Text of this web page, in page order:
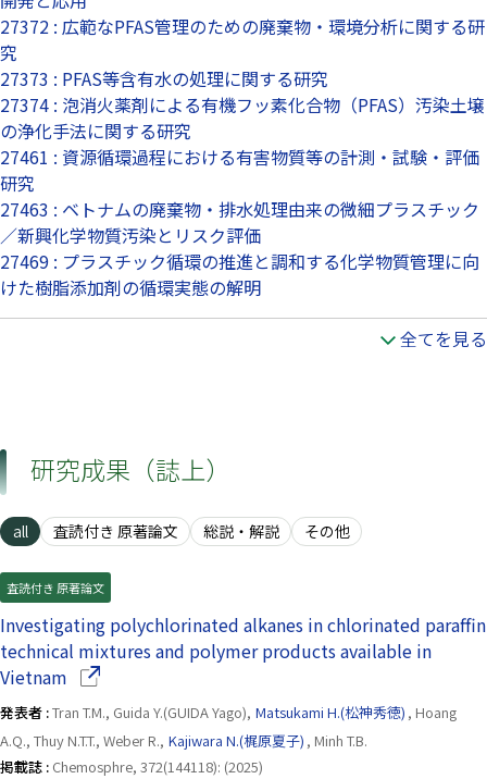
27372 : 広範なPFAS管理のための廃棄物・環境分析に関する研
究
27373 : PFAS等含有水の処理に関する研究
27374 : 泡消火薬剤による有機フッ素化合物（PFAS）汚染土壌
の浄化手法に関する研究
27461 : 資源循環過程における有害物質等の計測・試験・評価
研究
27463 : ベトナムの廃棄物・排水処理由来の微細プラスチック
／新興化学物質汚染とリスク評価
27469 : プラスチック循環の推進と調和する化学物質管理に向
けた樹脂添加剤の循環実態の解明
全てを見る
研究成果（誌上）
all 査読付き 原著論文 総説・解説 その他
査読付き 原著論文
Investigating polychlorinated alkanes in chlorinated paraffin
technical mixtures and polymer products available in
Vietnam （別ウインドウで開きます）
発表者 :Tran T.M., Guida Y.(GUIDA Yago), Matsukami H.(松神秀徳) , Hoang
A.Q., Thuy N.T.T., Weber R., Kajiwara N.(梶原夏子) , Minh T.B.
掲載誌 : Chemosphre, 372(144118): (2025)